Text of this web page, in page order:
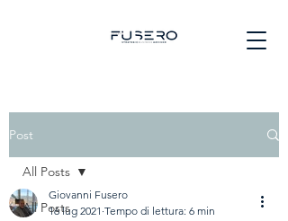
Post
All Posts
All Posts
Giovanni Fusero
16 lug 2021 Tempo di lettura: 6 min